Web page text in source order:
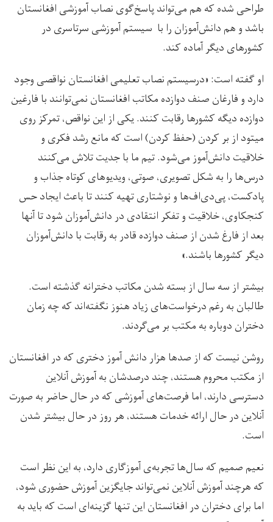
طراحی شده که هم می‌تواند پاسخ‌گوی نصاب آموزشی افغانستان
باشد و هم دانش‌آموزان را با سیستم آموزشی سرتاسری در
کشورهای دیگر آماده کند.
او گفته است: «درسیستم‌ نصاب تعلیمی افغانستان نواقصی وجود
دارد و فارغان صنف دوازده مکاتب افغانستان نمی‌توانند با فارغین
دوازده دیگه کشورها رقابت کنند. یکی از این نواقص، تمرکز روی
میتود از بر کردن (حفظ کردن) است که مانع رشد فکری و
خلاقیت دانش‌آموز می‌شود. تیم ما با جدیت تلاش می‌کنند
درس‌ها را به شکل تصویری، صوتی، ویدیو‌های کوتاه جذاب و
پادکست، ‌پی‌دی‌اف‌ها و نوشتاری تهیه کنند تا باعث ایجاد حس
کنجکاوی، خلاقیت و تفکر انتقادی در دانش‌آموزان شود تا آنها
بعد از فارغ شدن از صنف دوازده قادر به رقابت با دانش‌آموزان
دیگر کشور‌ها باشند.»
بیشتر از سه سال از بسته شدن مکاتب دخترانه گذشته است.
طالبان به رغم درخواست‌های زیاد هنوز نگفته‌اند که چه زمان
دختران دوباره به مکتب بر می‌گردند.
روشن نیست که از صدها هزار دانش آموز دختری که در افغانستان
از مکتب محروم هستند، چند درصدشان به آموزش آنلاین
دسترسی دارند، اما فرصت‌های آموزشی که در حال حاضر به صورت
آنلاین در حال ارائه خدمات هستند، هر روز در حال بیشتر شدن
است.
نعیم صمیم که سال‌ها تجربه‌ی آموزگاری دارد، به این نظر است
که هرچند آموزش آنلاین نمی‌تواند جایگزین آموزش حضوری شود،
اما برای دختران در افغانستان این تنها گزینه‌ا‌ی است که باید به